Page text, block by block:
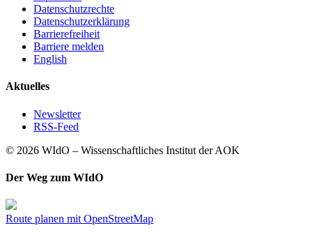
Datenschutzrechte
Datenschutzerklärung
Barrierefreiheit
Barriere melden
English
Aktuelles
Newsletter
RSS-Feed
© 2026 WIdO – Wissenschaftliches Institut der AOK
Der Weg zum WIdO
Route planen mit OpenStreetMap